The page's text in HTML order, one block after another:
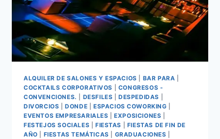
ALQUILER DE SALONES Y ESPACIOS BAR PARA
COCKTAILS CORPORATIVOS
CONGRESOS -
CONVENCIONES.
DESFILES |DESPEDIDAS
DIVORCIOS |DONDE ESPACIOS COWORKING
EVENTOS EMPRESARIALES |EXPOSICIONES
FESTEJOS SOCIALES
FIESTAS
FIESTAS DE FIN DE
AÑO
FIESTAS TEMÁTICAS GRADUACIONES